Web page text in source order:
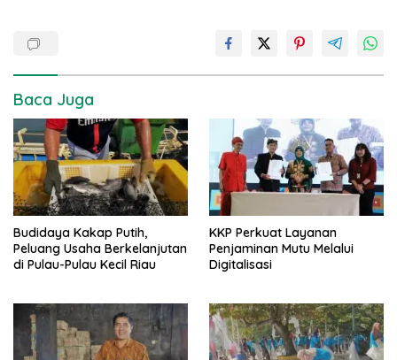
Baca Juga
Budidaya Kakap Putih,
Peluang Usaha Berkelanjutan
di Pulau-Pulau Kecil Riau
KKP Perkuat Layanan
Penjaminan Mutu Melalui
Digitalisasi